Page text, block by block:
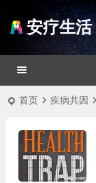
安疗生活
首页 疾病共因